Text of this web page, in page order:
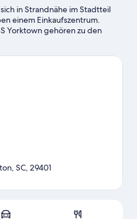
in Strandnähe im Stadtteil
einem Einkaufszentrum.
Yorktown gehören zu den
auch die Natur der Region
zusammen mit Kindern?
Karte
SC, 29401